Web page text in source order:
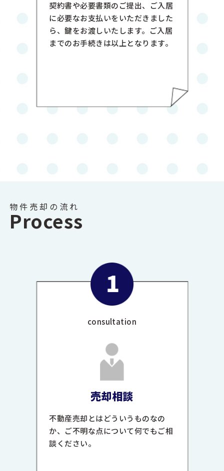
契約書や必要書類のご提出、ご入居
に必要なお支払いをいただきました
ら、鍵をお渡しいたします。ご入居
までのお手続きは以上となります。
物件売却の流れ
Process
consultation
売却相談
不動産売却とはどういうものなの
か、ご不明な点について何でもご相
談ください。